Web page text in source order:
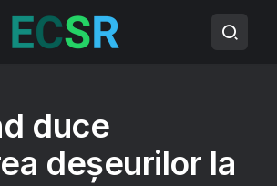
duce
deșeurilor la